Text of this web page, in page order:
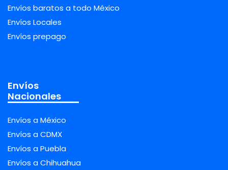
Envíos baratos a todo México
Envíos Locales
Envíos prepago
Envíos
Nacionales
Envíos a México
Envíos a CDMX
Envíos a Puebla
Envíos a Chihuahua